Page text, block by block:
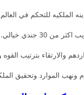
والبشر ووحدات الدفاع.
والارتقاء بترتيب
ونهب الموارد وتحقيق